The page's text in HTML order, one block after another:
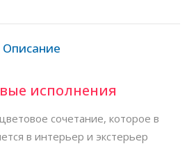
Описание
исполнения
сочетание, которое в
в интерьер и экстерьер